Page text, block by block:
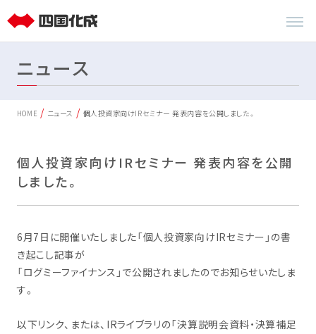
ニュース
HOME ニュース 個人投資家向けIRセミナー 発表内容を公開しました。
個人投資家向けIRセミナー 発表内容を公開
しました。
6月7日に開催いたしました「個人投資家向けIRセミナー」の書
き起こし記事が
「ログミーファイナンス」で公開されましたのでお知らせいたしま
す。
以下リンク、または、IRライブラリの「決算説明会資料・決算補足